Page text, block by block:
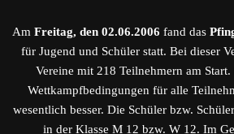
Am Freitag, den 02.06.2006 fand das
für Jugend und Schüler statt. Bei dieser
Vereine mit 218 Teilnehmern am
Wettkampfbedingungen für alle
wesentlich besser. Die Schüler bzw.
in der Klasse M 12 bzw. W 12. Im